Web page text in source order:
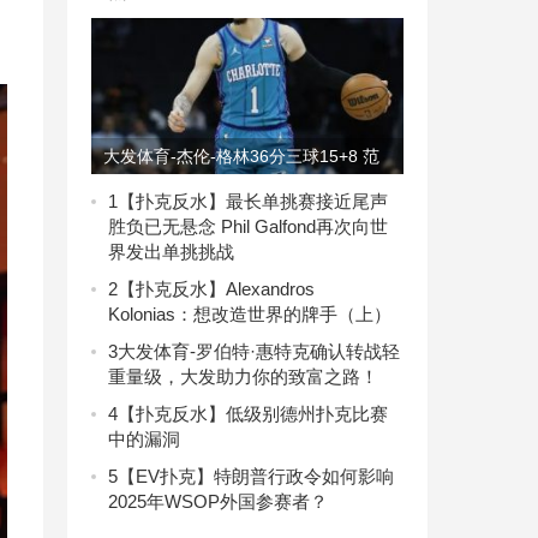
大发体育-杰伦-格林36分三球15+8 范
乔丹14分火箭胜黄蜂3，大发助力你的
致富之路！
1 【扑克反水】最长单挑赛接近尾声
胜负已无悬念 Phil Galfond再次向世
界发出单挑挑战
2 【扑克反水】Alexandros
Kolonias：想改造世界的牌手（上）
3大发体育-罗伯特·惠特克确认转战轻
重量级，大发助力你的致富之路！
4 【扑克反水】低级别德州扑克比赛
中的漏洞
5 【EV扑克】特朗普行政令如何影响
2025年WSOP外国参赛者？